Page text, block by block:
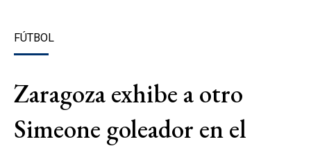
FÚTBOL
Zaragoza exhibe a otro
Simeone goleador en el